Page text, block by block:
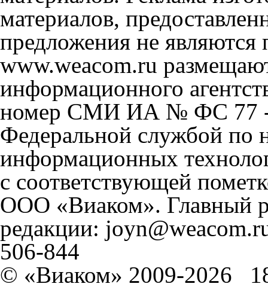
материалов,
предложения не
www.weacom.ru
информационного
номер СМИ ИА № ФС 77 -
Федеральной службой по
информационных
с соответствующей
ООО «Виаком». Главный
редакции:
506-844
© «Виаком» 2009-2026